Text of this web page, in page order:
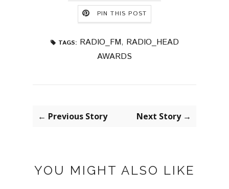
PIN THIS POST
TAGS: RADIO_FM, RADIO_HEAD
AWARDS
← Previous Story Next Story →
YOU MIGHT ALSO LIKE